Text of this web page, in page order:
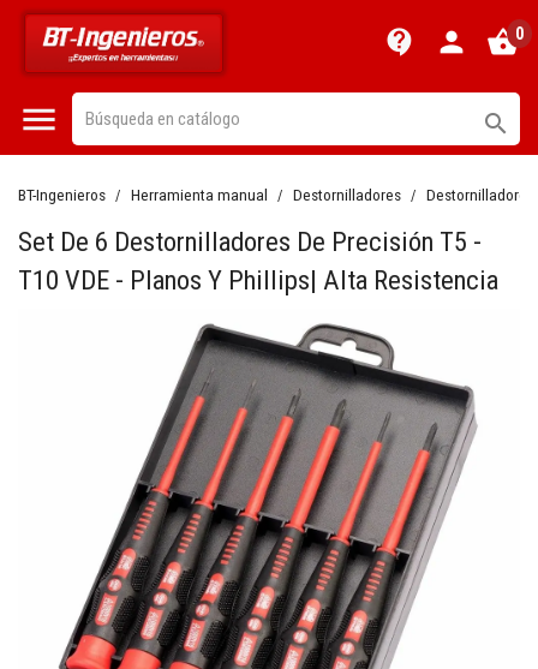
contact_support person shopping_basket0
 
BT-Ingenieros Herramienta manual Destornilladores
Set De 6 Destornilladores De Precisión T5 -
T10 VDE - Planos Y Phillips| Alta Resistencia